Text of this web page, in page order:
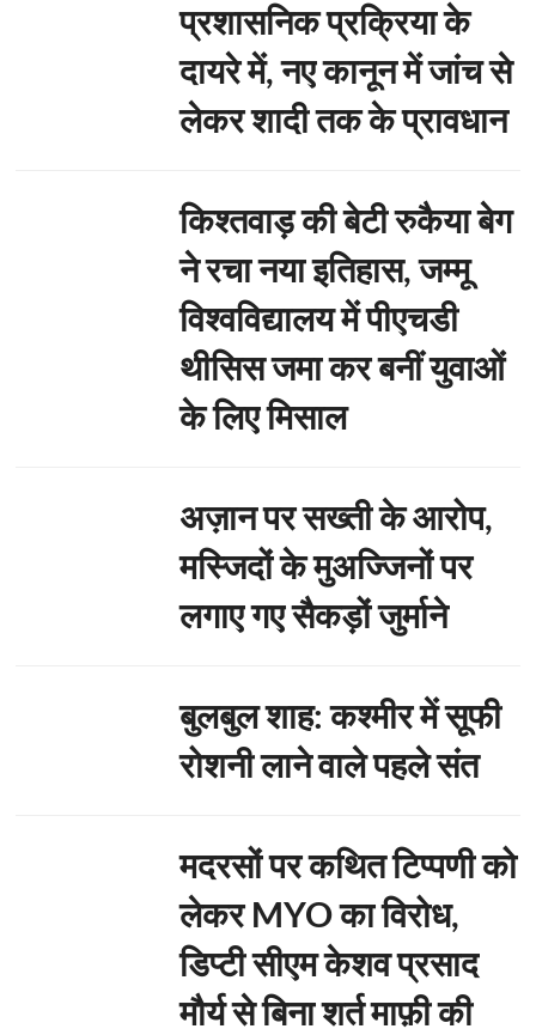
प्रशासनिक प्रक्रिया के
दायरे में, नए कानून में जांच से
लेकर शादी तक के प्रावधान
किश्तवाड़ की बेटी रुकैया बेग
ने रचा नया इतिहास, जम्मू
विश्वविद्यालय में पीएचडी
थीसिस जमा कर बनीं युवाओं
के लिए मिसाल
अज़ान पर सख्ती के आरोप,
मस्जिदों के मुअज्जिनों पर
लगाए गए सैकड़ों जुर्माने
बुलबुल शाह: कश्मीर में सूफी
रोशनी लाने वाले पहले संत
मदरसों पर कथित टिप्पणी को
लेकर MYO का विरोध,
डिप्टी सीएम केशव प्रसाद
मौर्य से बिना शर्त माफ़ी की